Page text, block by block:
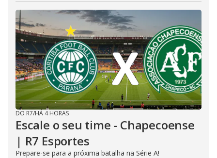
DO R7/HÁ 4 HORAS
Escale o seu time - Chapecoense
| R7 Esportes
Prepare-se para a próxima batalha na Série A!